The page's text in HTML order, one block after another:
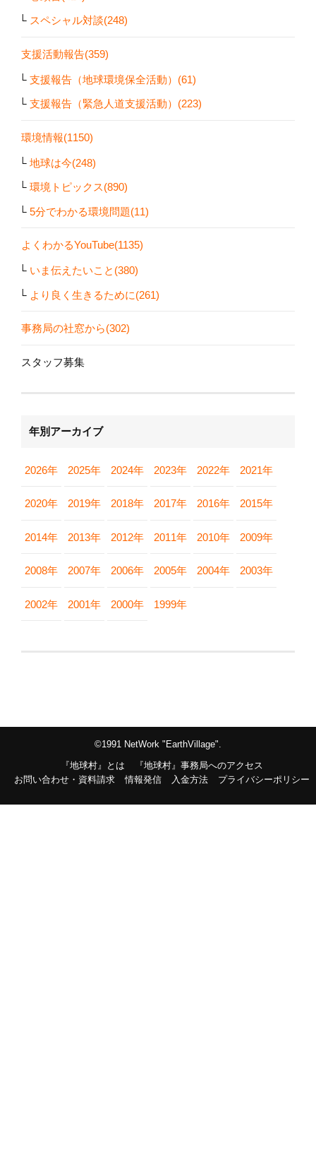
スペシャル対談(248)
支援活動報告(359)
支援報告（地球環境保全活動）(61)
支援報告（緊急人道支援活動）(223)
環境情報(1150)
地球は今(248)
環境トピックス(890)
5分でわかる環境問題(11)
よくわかるYouTube(1135)
いま伝えたいこと(380)
より良く生きるために(261)
事務局の社窓から(302)
スタッフ募集
年別アーカイブ
2026年 2025年 2024年 2023年 2022年 2021年
2020年 2019年 2018年 2017年 2016年 2015年
2014年 2013年 2012年 2011年 2010年 2009年
2008年 2007年 2006年 2005年 2004年 2003年
2002年 2001年 2000年 1999年
©1991 NetWork "EarthVillage".
『地球村』とは
『地球村』事務局へのアクセス
お問い合わせ・資料請求
情報発信 入金方法 プライバシーポリシー